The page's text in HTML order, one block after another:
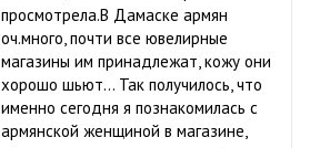
просмотрела.В Дамаске армян
оч.много, почти все ювелирные
магазины им принадлежат, кожу они
хорошо шьют… Так получилось, что
именно сегодня я познакомилась с
армянской женщиной в магазине,